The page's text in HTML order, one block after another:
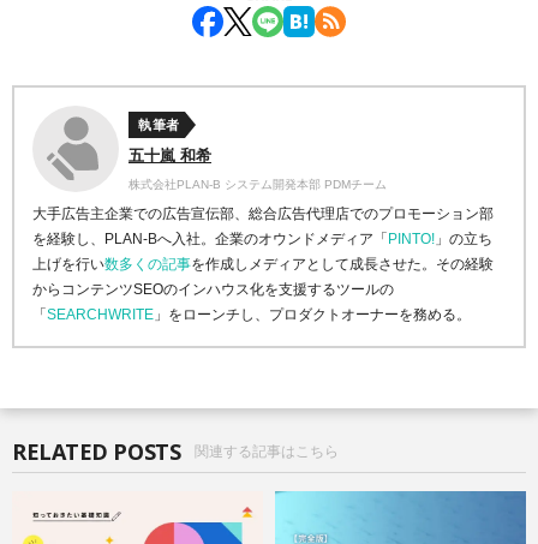
執筆者
五十嵐 和希
株式会社PLAN-B システム開発本部 PDMチーム
大手広告主企業での広告宣伝部、総合広告代理店でのプロモーション部
を経験し、PLAN-Bへ入社。企業のオウンドメディア「PINTO! 」の立ち
上げを行い数多くの記事を作成しメディアとして成長させた。その経験
からコンテンツSEOのインハウス化を支援するツールの
「SEARCHWRITE 」をローンチし、プロダクトオーナーを務める。
RELATED POSTS 関連する記事はこちら